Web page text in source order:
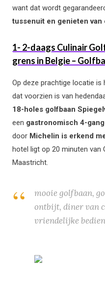
want dat wordt
tussenuit en genieten
1- 2-daags Culinair
grens in Belgie –
Op deze prachtige locatie is
dat voorzien is van
18-holes golfbaan
een gastronomisch 4-
door Michelin is erkend
hotel ligt op 20 minuten van
Maastricht.
mooie golfbaan,
ontbijt, diner van
vriendelijke